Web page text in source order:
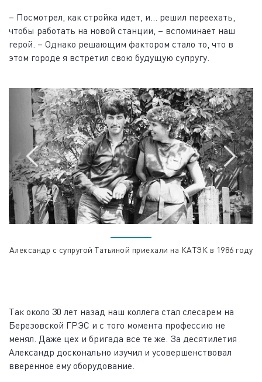
– Посмотрел, как стройка идет, и… решил переехать,
чтобы работать на новой станции, – вспоминает наш
герой. – Однако решающим фактором стало то, что в
этом городе я встретил свою будущую супругу.
Александр с супругой Татьяной приехали на КАТЭК в 1986 году
Так около 30 лет назад наш коллега стал слесарем на
Березовской ГРЭС и с того момента профессию не
менял. Даже цех и бригада все те же. За десятилетия
Александр досконально изучил и усовершенствовал
вверенное ему оборудование.